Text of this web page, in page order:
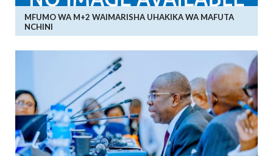
MFUMO WA M+2 WAIMARISHA UHAKIKA WA MAFUTA
NCHINI